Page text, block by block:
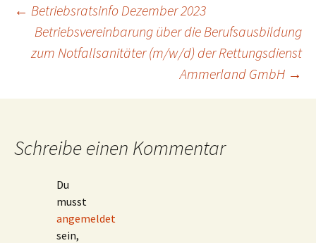
Beitragsnavigation
← Betriebsratsinfo Dezember 2023
Betriebsvereinbarung über die Berufsausbildung
zum Notfallsanitäter (m/w/d) der Rettungsdienst
Ammerland GmbH →
Schreibe einen Kommentar
Du
musst
angemeldet
sein,